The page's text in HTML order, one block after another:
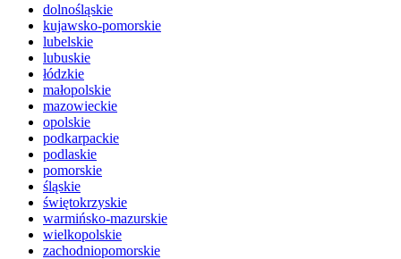
dolnośląskie
kujawsko-pomorskie
lubelskie
lubuskie
łódzkie
małopolskie
mazowieckie
opolskie
podkarpackie
podlaskie
pomorskie
śląskie
świętokrzyskie
warmińsko-mazurskie
wielkopolskie
zachodniopomorskie